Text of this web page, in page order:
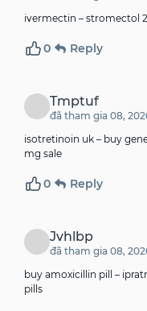
ivermectin – stromectol
0 Reply
Tmptuf
đã tham gia 08,
isotretinoin uk – buy
mg sale
0 Reply
Jvhlbp
đã tham gia 08,
buy amoxicillin pill –
pills